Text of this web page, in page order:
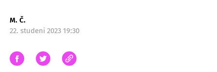
M. Č.
22. studeni 2023 19:30